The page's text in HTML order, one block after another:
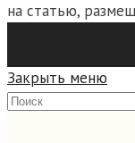
на статью,
Закрыть меню